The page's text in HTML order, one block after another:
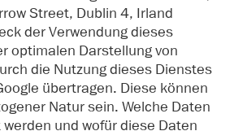
Street, Dublin 4, Irland
der Verwendung dieses
optimalen Darstellung von
die Nutzung dieses Dienstes
übertragen. Diese können
Natur sein. Welche Daten
und wofür diese Daten